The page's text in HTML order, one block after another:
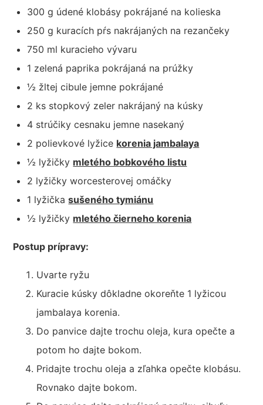
300 g údené klobásy pokrájané na kolieska
250 g kuracích pŕs nakrájaných na rezančeky
750 ml kuracieho vývaru
1 zelená paprika pokrájaná na prúžky
½ žltej cibule jemne pokrájané
2 ks stopkový zeler nakrájaný na kúsky
4 strúčiky cesnaku jemne nasekaný
2 polievkové lyžice korenia jambalaya
½ lyžičky mletého bobkového listu
2 lyžičky worcesterovej omáčky
1 lyžičkasušeného tymiánu
½ lyžičky mletého čierneho korenia
Postup prípravy:
Uvarte ryžu
Kuracie kúsky dôkladne okoreňte 1 lyžicou
jambalaya korenia.
Do panvice dajte trochu oleja, kura opečte a
potom ho dajte bokom.
Pridajte trochu oleja a zľahka opečte klobásu.
Rovnako dajte bokom.